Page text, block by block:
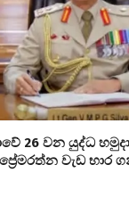
26 වන යුද්ධ
වැඩ භාර